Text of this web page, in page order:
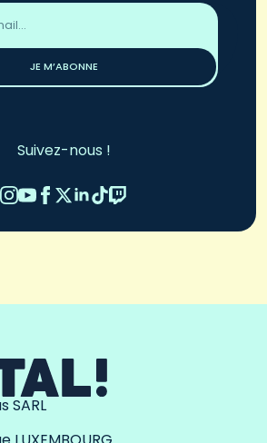
JE M’ABONNE
Suivez-nous !
SARL